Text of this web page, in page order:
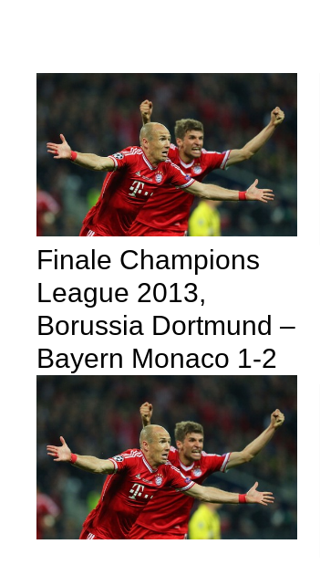
Finale Champions
League 2013,
Borussia Dortmund –
Bayern Monaco 1-2